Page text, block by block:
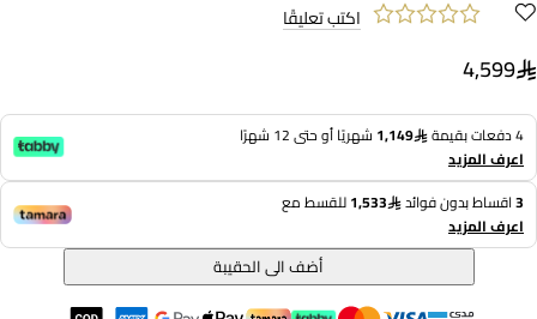
اكتب تعليقًا
4,599
4 دفعات بقيمة 1,149 شهريًا أو حتى 12 شهرًا
اعرف المزيد
3اقساط بدون فوائد 1,533للقسط مع
اعرف المزيد
أضف الى الحقيبة